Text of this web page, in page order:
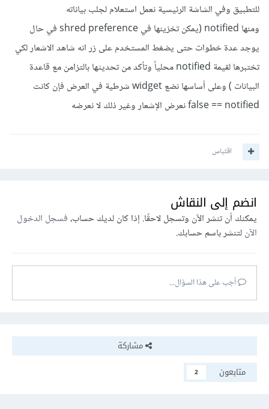
للتطبيق وفي الشاشة الرئيسية نعمل استعلام لجلب بياناته
ومنها notified (يمكن تخزينها في shred preference في حال
يوجد عدة خطوات حتى يضغط المستخدم على زر انه شاهد الاشعار لكي
تختبرها لقيمة notified محلياً وتأكد من تحديثها بالتزامن مع قاعدة
البيانات ) وعلى أساسها نضع widget شرطية في العرض فإن كانت
false == notified نعرض الإشعار وغير ذلك لا نعرضه
اقتباس
انضم إلى النقاش
يمكنك أن تنشر الآن وتسجل لاحقًا. إذا كان لديك حساب،فسجل الدخول
الآنلتنشر باسم حسابك.
أجب على هذا السؤال...
مشاركة
متابعون
2